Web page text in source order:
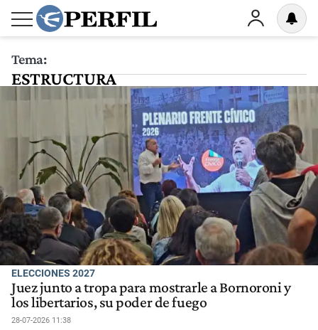
Tema:
ESTRUCTURA
ELECCIONES 2027
Juez junto a tropa para mostrarle a Bornoroni y
los libertarios, su poder de fuego
28-07-2026 11:38